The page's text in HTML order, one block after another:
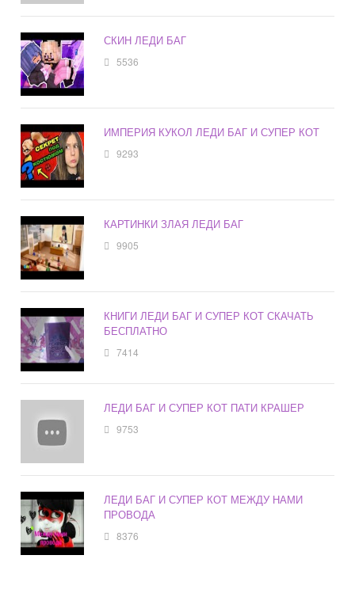
СКИН ЛЕДИ БАГ
5536
ИМПЕРИЯ КУКОЛ ЛЕДИ БАГ И СУПЕР КОТ
9293
КАРТИНКИ ЗЛАЯ ЛЕДИ БАГ
9905
КНИГИ ЛЕДИ БАГ И СУПЕР КОТ СКАЧАТЬ
БЕСПЛАТНО
7414
ЛЕДИ БАГ И СУПЕР КОТ ПАТИ КРАШЕР
9753
ЛЕДИ БАГ И СУПЕР КОТ МЕЖДУ НАМИ
ПРОВОДА
8376